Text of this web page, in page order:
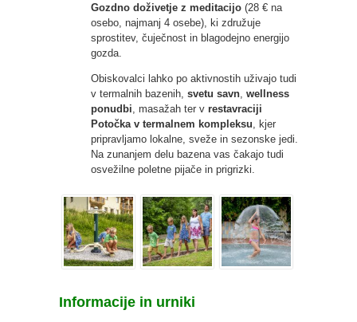
Gozdno doživetje z meditacijo (28 € na
osebo, najmanj 4 osebe), ki združuje
sprostitev, čuječnost in blagodejno energijo
gozda.
Obiskovalci lahko po aktivnostih uživajo tudi
v termalnih bazenih, svetu savn, wellness
ponudbi, masažah ter v restavraciji
Potočka v termalnem kompleksu, kjer
pripravljamo lokalne, sveže in sezonske jedi.
Na zunanjem delu bazena vas čakajo tudi
osvežilne poletne pijače in prigrizki.
Informacije in urniki